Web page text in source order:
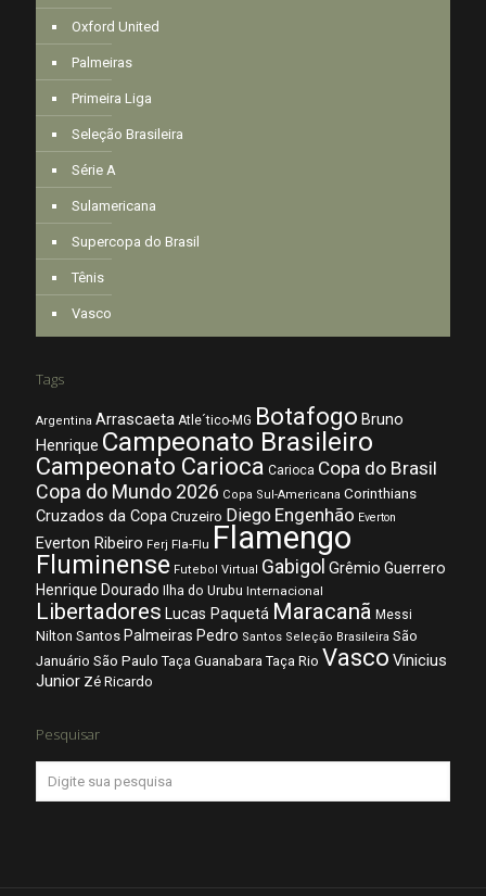
Oxford United
Palmeiras
Primeira Liga
Seleção Brasileira
Série A
Sulamericana
Supercopa do Brasil
Tênis
Vasco
Tags
Argentina Arrascaeta Atle´tico-MG Botafogo Bruno
Henrique Campeonato Brasileiro
Campeonato Carioca Carioca Copa do Brasil
Copa do Mundo 2026 Copa Sul-Americana Corinthians
Cruzados da Copa Cruzeiro Diego Engenhão Everton
Everton Ribeiro Ferj Fla-Flu Flamengo
Fluminense Futebol Virtual Gabigol Grêmio Guerrero
Henrique Dourado Ilha do Urubu Internacional
Libertadores Lucas Paquetá Maracanã Messi
Nilton Santos Palmeiras Pedro Santos Seleção Brasileira São
Januário São Paulo Taça Guanabara Taça Rio Vasco Vinicius
Junior Zé Ricardo
Pesquisar